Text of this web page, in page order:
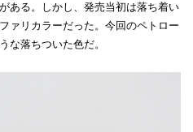
ある。しかし、発売当初は落ち着い
ァリカラーだった。今回のペトロー
な落ちついた色だ。